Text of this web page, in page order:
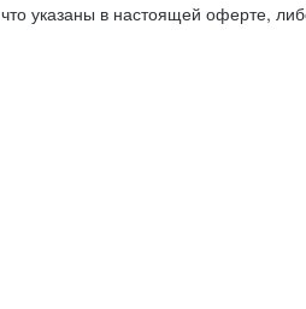
указаны в настоящей оферте,